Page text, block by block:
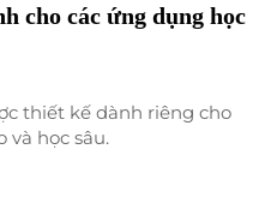
cho các ứng dụng học
thiết kế dành riêng cho
học sâu.